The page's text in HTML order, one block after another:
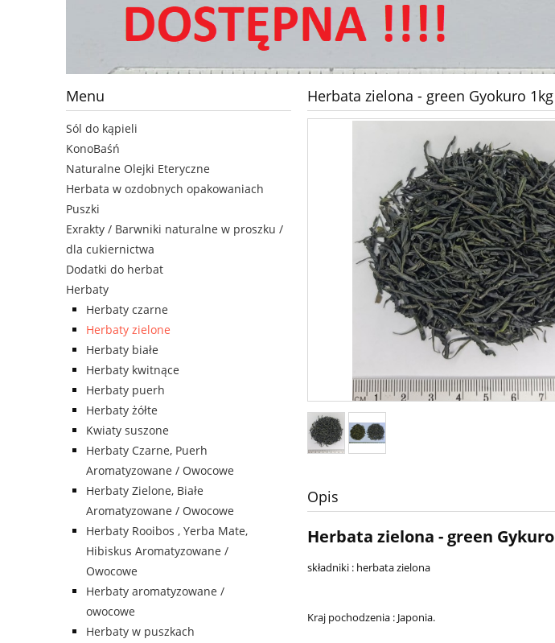
Menu
Sól do kąpieli
KonoBaśń
Naturalne Olejki Eteryczne
Herbata w ozdobnych opakowaniach
Puszki
Exrakty / Barwniki naturalne w proszku /
dla cukiernictwa
Dodatki do herbat
Herbaty
Herbaty czarne
Herbaty zielone
Herbaty białe
Herbaty kwitnące
Herbaty puerh
Herbaty żółte
Kwiaty suszone
Herbaty Czarne, Puerh
Aromatyzowane / Owocowe
Herbaty Zielone, Białe
Aromatyzowane / Owocowe
Herbaty Rooibos , Yerba Mate,
Hibiskus Aromatyzowane /
Owocowe
Herbaty aromatyzowane /
owocowe
Herbaty w puszkach
Herbata zielona - green Gyokuro 1kg
Opis
Herbata zielona - green Gykuro
składniki : herbata zielona
Kraj pochodzenia : Japonia.